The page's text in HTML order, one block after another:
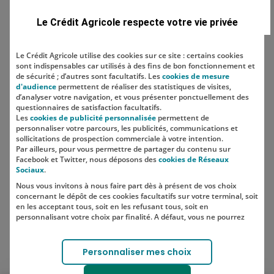
Localisation
SUIVEZ-NOUS SUR LES RÉSEAUX
SOCIAUX
Lien vers le compte Instagram
Lien vers le compte TikTok
Le Crédit Agricole respecte votre vie privée
Le Crédit Agricole utilise des cookies sur ce site : certains cookies
sont indispensables car utilisés à des fins de bon fonctionnement et
de sécurité ; d’autres sont facultatifs. Lescookies de mesure
d'audience permettent de réaliser des statistiques de visites,
d’analyser votre navigation, et vous présenter ponctuellement des
questionnaires de satisfaction facultatifs.
Lescookies de publicité personnalisée permettent de
personnaliser votre parcours, les publicités, communications et
sollicitations de prospection commerciale à votre intention.
Par ailleurs, pour vous permettre de partager du contenu sur
Facebook et Twitter, nous déposons descookies de Réseaux
Sociaux.
Nous vous invitons à nous faire part dès à présent de vos choix
concernant le dépôt de ces cookies facultatifs sur votre terminal, soit
en les acceptant tous, soit en les refusant tous, soit en
personnalisant votre choix par finalité. A défaut, vous ne pourrez
Votre choix est libre et peut être modifié à tout moment, en cliquant
sur le lien "Cookies", en bas de page.
Pour en savoir plus sur les responsables de traitement et les
Personnaliser mes choix